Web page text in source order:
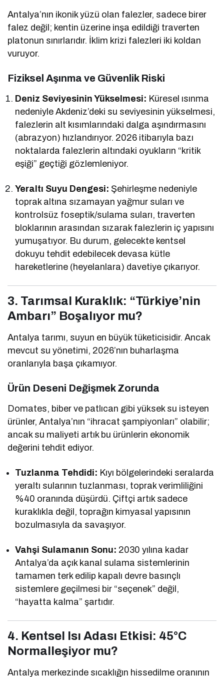
Antalya’nın ikonik yüzü olan falezler, sadece birer
falez değil; kentin üzerine inşa edildiği traverten
platonun sınırlarıdır. İklim krizi falezleri iki koldan
vuruyor.
Fiziksel Aşınma ve Güvenlik Riski
Deniz Seviyesinin Yükselmesi: Küresel ısınma
nedeniyle Akdeniz’deki su seviyesinin yükselmesi,
falezlerin alt kısımlarındaki dalga aşındırmasını
(abrazyon) hızlandırıyor. 2026 itibarıyla bazı
noktalarda falezlerin altındaki oyukların “kritik
eşiği” geçtiği gözlemleniyor.
Yeraltı Suyu Dengesi: Şehirleşme nedeniyle
toprak altına sızamayan yağmur suları ve
kontrolsüz foseptik/sulama suları, traverten
bloklarının arasından sızarak falezlerin iç yapısını
yumuşatıyor. Bu durum, gelecekte kentsel
dokuyu tehdit edebilecek devasa kütle
hareketlerine (heyelanlara) davetiye çıkarıyor.
3. Tarımsal Kuraklık: “Türkiye’nin
Ambarı” Boşalıyor mu?
Antalya tarımı, suyun en büyük tüketicisidir. Ancak
mevcut su yönetimi, 2026’nın buharlaşma
oranlarıyla başa çıkamıyor.
Ürün Deseni Değişmek Zorunda
Domates, biber ve patlıcan gibi yüksek su isteyen
ürünler, Antalya’nın “ihracat şampiyonları” olabilir;
ancak su maliyeti artık bu ürünlerin ekonomik
değerini tehdit ediyor.
Tuzlanma Tehdidi: Kıyı bölgelerindeki seralarda
yeraltı sularının tuzlanması, toprak verimliliğini
%40 oranında düşürdü. Çiftçi artık sadece
kuraklıkla değil, toprağın kimyasal yapısının
bozulmasıyla da savaşıyor.
Vahşi Sulamanın Sonu: 2030 yılına kadar
Antalya’da açık kanal sulama sistemlerinin
tamamen terk edilip kapalı devre basınçlı
sistemlere geçilmesi bir “seçenek” değil,
“hayatta kalma” şartıdır.
4. Kentsel Isı Adası Etkisi: 45°C
Normalleşiyor mu?
Antalya merkezinde sıcaklığın hissedilme oranının